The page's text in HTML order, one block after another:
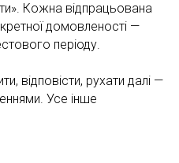
Кожна відпрацьована
домовленості —
періоду.
відповісти, рухати далі —
Усе інше